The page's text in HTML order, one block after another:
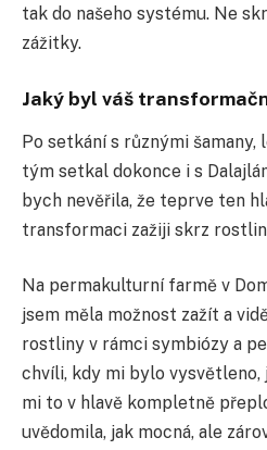
tak do našeho systému. Ne
zážitky.
Jaký byl váš
Po setkání s různými
tým setkal dokonce i s
bych nevěřila, že teprve ten
transformaci zažiji skrz
Na permakulturní farmě v
jsem měla možnost zažít a
rostliny v rámci symbiózy a
chvíli, kdy mi bylo vysvětleno,
mi to v hlavě kompletně
uvědomila, jak mocná, ale